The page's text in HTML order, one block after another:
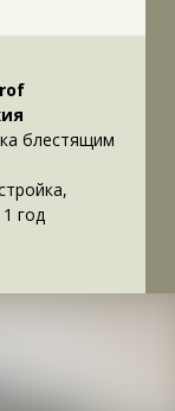
блестящим
год